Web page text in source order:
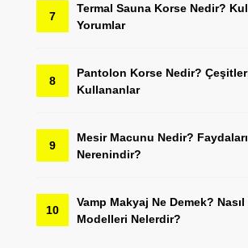
7
Termal Sauna Korse Nedir?
Yorumlar
8
Pantolon Korse Nedir?
Kullananlar
9
Mesir Macunu Nedir?
Nerenindir?
10
Vamp Makyaj Ne Demek? Nasıl
Modelleri Nelerdir?